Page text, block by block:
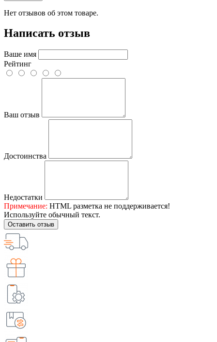
Нет отзывов об этом товаре.
Написать отзыв
Ваше имя
Рейтинг
Ваш отзыв
Достоинства
Недостатки
Примечание: HTML разметка не поддерживается!
Используйте обычный текст.
Оставить отзыв